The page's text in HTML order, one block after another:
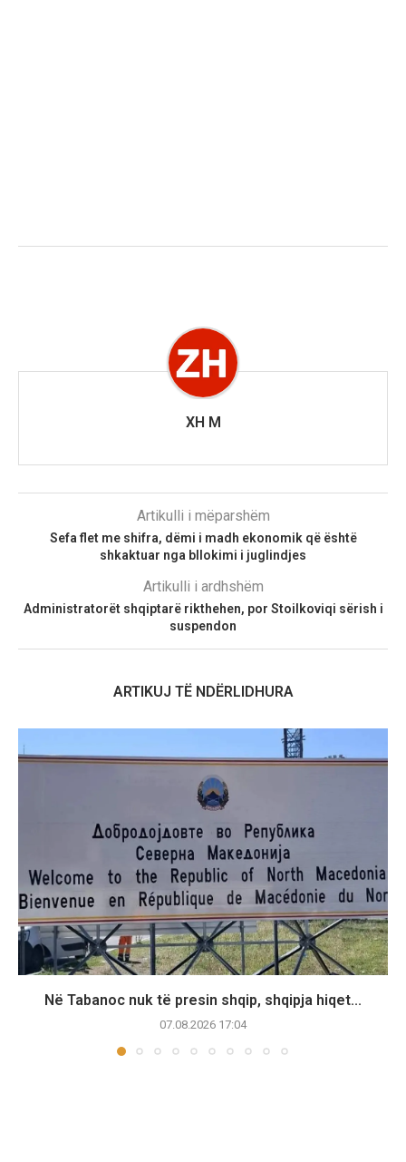
XH M
Artikulli i mëparshëm
Sefa flet me shifra, dëmi i madh ekonomik që është
shkaktuar nga bllokimi i juglindjes
Artikulli i ardhshëm
Administratorët shqiptarë rikthehen, por Stoilkoviqi sërish i
suspendon
ARTIKUJ TË NDËRLIDHURA
Në Tabanoc nuk të presin shqip, shqipja hiqet...
07.08.2026 17:04